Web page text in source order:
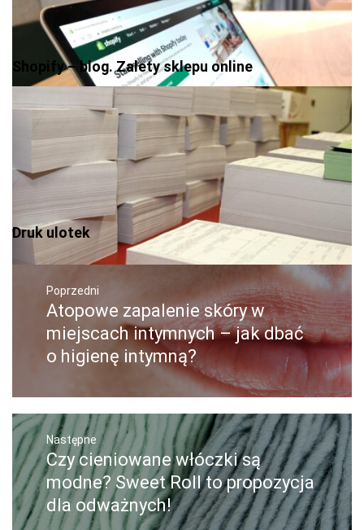
Shopify – blog. Zalety sklepu online
Druk ulotek
Nawigacja
wpisuPoprzedni
Poprzedni
wpis:
Atopowe zapalenie skóry w
miejscach intymnych – jak dbać
o higienę intymną?
Następne
Następny
post:
Czy cieniowane włóczki są
modne? Sweet Roll to propozycja
dla odważnych!